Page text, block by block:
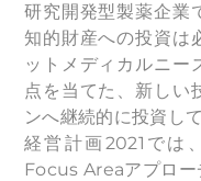
研究開発型製薬企業
知的財産への投資は
ットメディカルニー
点を当てた、新しい
ンへ継続的に投資し
経営計画2021では
Focus Areaアプロー